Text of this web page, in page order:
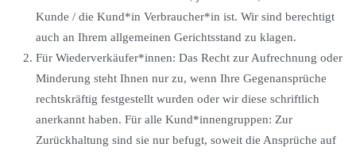
Kunde / die Kund*in Verbraucher*in ist. Wir sind berechtigt
auch an Ihrem allgemeinen Gerichtsstand zu klagen.
Für Wiederverkäufer*innen: Das Recht zur Aufrechnung oder
Minderung steht Ihnen nur zu, wenn Ihre Gegenansprüche
rechtskräftig festgestellt wurden oder wir diese schriftlich
anerkannt haben. Für alle Kund*innengruppen: Zur
Zurückhaltung sind sie nur befugt, soweit die Ansprüche auf